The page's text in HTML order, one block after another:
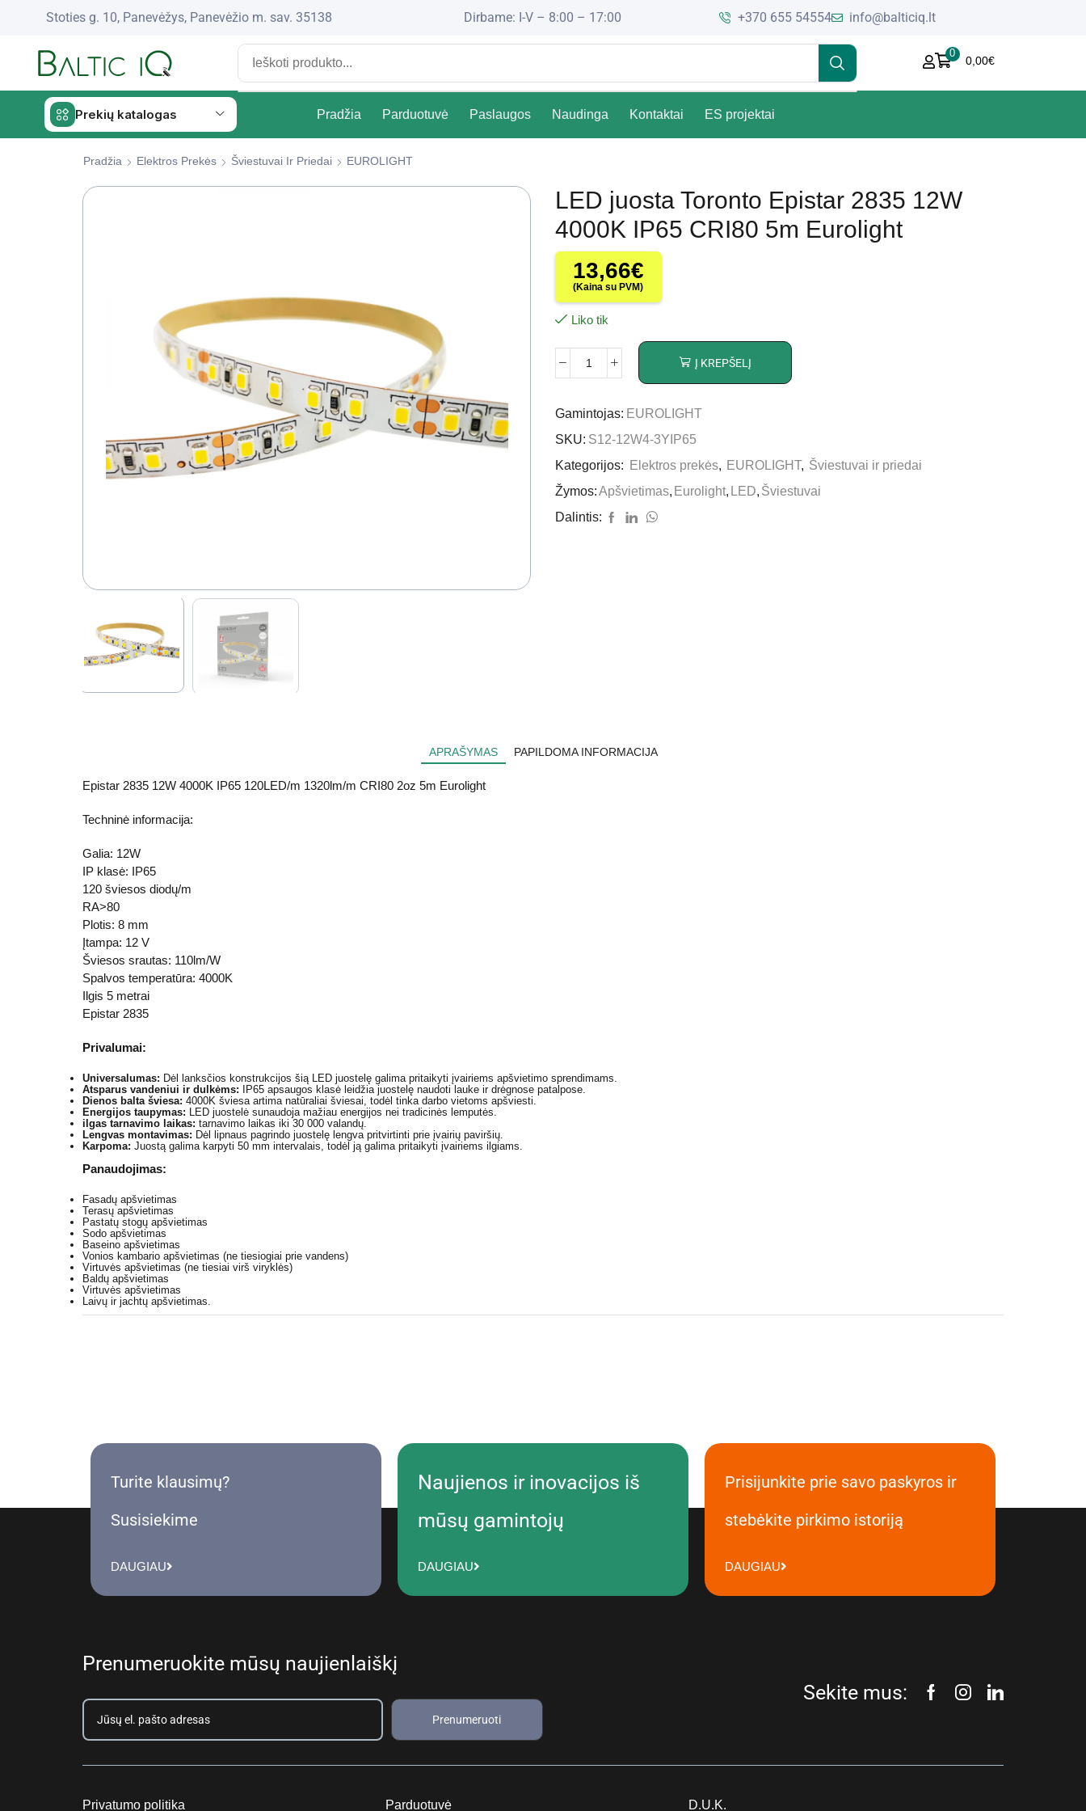
Stoties g. 10, Panevėžys, Panevėžio m. sav. 35138 Dirbame: I-V – 8:00 – 17:00 +370 655 54554 info@balticiq.lt
0
0,00€
Prekių katalogas Pradžia Parduotuvė Paslaugos Naudinga Kontaktai ES projektai
Pradžia Elektros Prekės Šviestuvai Ir Priedai EUROLIGHT
LED juosta Toronto Epistar 2835 12W
4000K IP65 CRI80 5m Eurolight
13,66€
(Kaina su PVM)
Liko tik
Į KREPŠELĮ
Gamintojas: EUROLIGHT
SKU: S12-12W4-3YIP65
Kategorijos:
Elektros prekės, EUROLIGHT, Šviestuvai ir priedai
Žymos:Apšvietimas, Eurolight, LED, Šviestuvai
Dalintis:
APRAŠYMAS PAPILDOMA INFORMACIJA
Epistar 2835 12W 4000K IP65 120LED/m 1320lm/m CRI80 2oz 5m Eurolight
Techninė informacija:
Galia: 12W
IP klasė: IP65
120 šviesos diodų/m
RA>80
Plotis: 8 mm
Įtampa: 12 V
Šviesos srautas: 110lm/W
Spalvos temperatūra: 4000K
Ilgis 5 metrai
Epistar 2835
Privalumai:
Universalumas: Dėl lanksčios konstrukcijos šią LED juostelę galima pritaikyti įvairiems apšvietimo sprendimams.
Atsparus vandeniui ir dulkėms: IP65 apsaugos klasė leidžia juostelę naudoti lauke ir drėgnose patalpose.
Dienos balta šviesa: 4000K šviesa artima natūraliai šviesai, todėl tinka darbo vietoms apšviesti.
Energijos taupymas: LED juostelė sunaudoja mažiau energijos nei tradicinės lemputės.
ilgas tarnavimo laikas: tarnavimo laikas iki 30 000 valandų.
Lengvas montavimas: Dėl lipnaus pagrindo juostelę lengva pritvirtinti prie įvairių paviršių.
Karpoma: Juostą galima karpyti 50 mm intervalais, todėl ją galima pritaikyti įvairiems ilgiams.
Panaudojimas:
Fasadų apšvietimas
Terasų apšvietimas
Pastatų stogų apšvietimas
Sodo apšvietimas
Baseino apšvietimas
Vonios kambario apšvietimas (ne tiesiogiai prie vandens)
Virtuvės apšvietimas (ne tiesiai virš viryklės)
Baldų apšvietimas
Virtuvės apšvietimas
Laivų ir jachtų apšvietimas.
Turite klausimų?
Susisiekime
DAUGIAU
Naujienos ir inovacijos iš
mūsų gamintojų
DAUGIAU
Prisijunkite prie savo paskyros ir
stebėkite pirkimo istoriją
DAUGIAU
Prenumeruokite mūsų naujienlaiškį
Prenumeruoti
Sekite mus:
Privatumo politika Parduotuvė D.U.K.